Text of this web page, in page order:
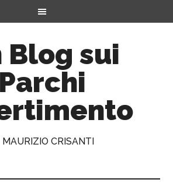
Blog sui
Parchi
MAURIZIO CRISANTI